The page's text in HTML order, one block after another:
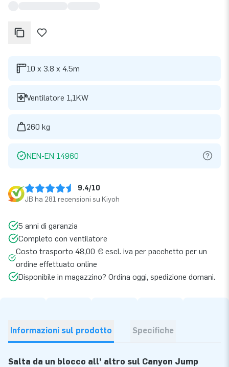
10 x 3.8 x 4.5m
Ventilatore 1,1KW
260 kg
NEN-EN 14960
9.4/10
JB ha 281 recensioni su Kiyoh
5 anni di garanzia
Completo con ventilatore
Costo trasporto 48,00 € escl. iva per pacchetto per un
ordine effettuato online
Disponibile in magazzino? Ordina oggi, spedizione domani.
Informazioni sul prodotto Specifiche
Salta da un blocco all’ altro sul Canyon Jump